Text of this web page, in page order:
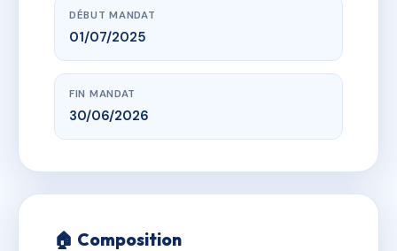
DÉBUT MANDAT
01/07/2025
FIN MANDAT
30/06/2026
🏠 Composition